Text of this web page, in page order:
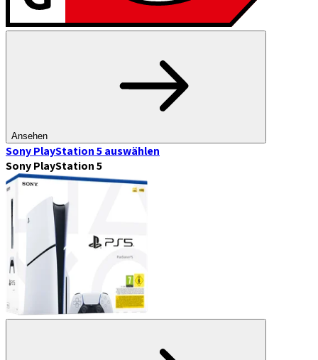
Ansehen
Sony PlayStation 5auswählen
Sony PlayStation 5